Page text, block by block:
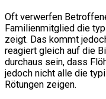
Oft verwerfen
Familienmitglied die
zeigt. Das kommt
reagiert gleich auf die
durchaus sein, dass
jedoch nicht alle die
Rötungen zeigen.